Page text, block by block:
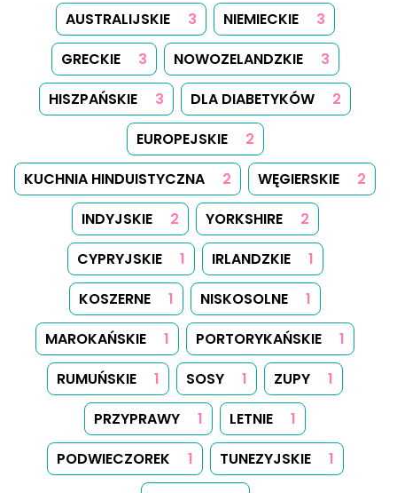
AUSTRALIJSKIE
3 NIEMIECKIE
3
GRECKIE
3 NOWOZELANDZKIE
3
HISZPAŃSKIE
3 DLA DIABETYKÓW
2
EUROPEJSKIE
2
KUCHNIA HINDUISTYCZNA
2 WĘGIERSKIE
2
INDYJSKIE
2 YORKSHIRE
2
CYPRYJSKIE
1 IRLANDZKIE
1
KOSZERNE
1 NISKOSOLNE
1
MAROKAŃSKIE
1 PORTORYKAŃSKIE
1
RUMUŃSKIE
1 SOSY 1 ZUPY
1
PRZYPRAWY
1 LETNIE
1
PODWIECZOREK
1 TUNEZYJSKIE
1